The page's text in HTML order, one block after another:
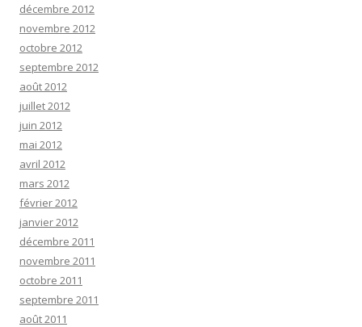
décembre 2012
novembre 2012
octobre 2012
septembre 2012
août 2012
juillet 2012
juin 2012
mai 2012
avril 2012
mars 2012
février 2012
janvier 2012
décembre 2011
novembre 2011
octobre 2011
septembre 2011
août 2011